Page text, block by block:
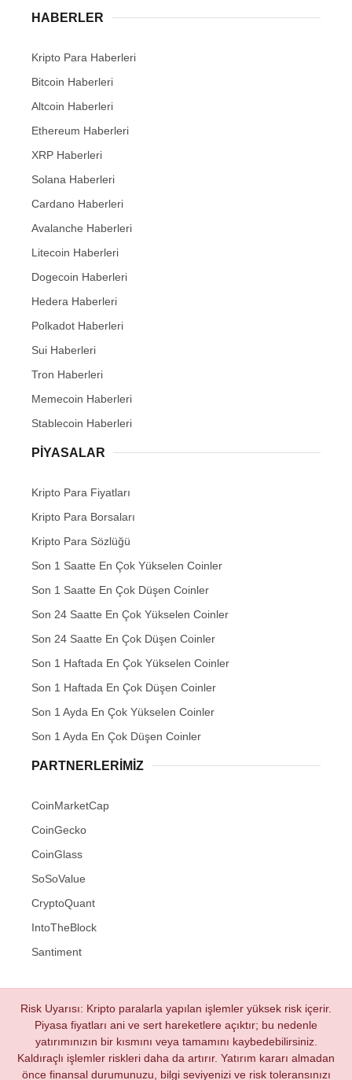
HABERLER
Kripto Para Haberleri
Bitcoin Haberleri
Altcoin Haberleri
Ethereum Haberleri
XRP Haberleri
Solana Haberleri
Cardano Haberleri
Avalanche Haberleri
Litecoin Haberleri
Dogecoin Haberleri
Hedera Haberleri
Polkadot Haberleri
Sui Haberleri
Tron Haberleri
Memecoin Haberleri
Stablecoin Haberleri
PIYASALAR
Kripto Para Fiyatları
Kripto Para Borsaları
Kripto Para Sözlüğü
Son 1 Saatte En Çok Yükselen Coinler
Son 1 Saatte En Çok Düşen Coinler
Son 24 Saatte En Çok Yükselen Coinler
Son 24 Saatte En Çok Düşen Coinler
Son 1 Haftada En Çok Yükselen Coinler
Son 1 Haftada En Çok Düşen Coinler
Son 1 Ayda En Çok Yükselen Coinler
Son 1 Ayda En Çok Düşen Coinler
PARTNERLERIMIZ
CoinMarketCap
CoinGecko
CoinGlass
SoSoValue
CryptoQuant
IntoTheBlock
Santiment
Risk Uyarısı: Kripto paralarla yapılan işlemler yüksek risk içerir.
Piyasa fiyatları ani ve sert hareketlere açıktır; bu nedenle
yatırımınızın bir kısmını veya tamamını kaybedebilirsiniz.
Kaldıraçlı işlemler riskleri daha da artırır. Yatırım kararı almadan
önce finansal durumunuzu, bilgi seviyenizi ve risk toleransınızı